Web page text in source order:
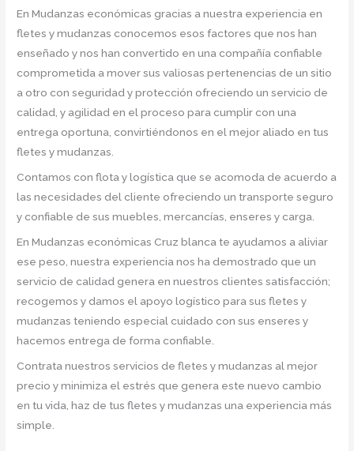
En Mudanzas económicas gracias a nuestra experiencia en
fletes y mudanzas conocemos esos factores que nos han
enseñado y nos han convertido en una compañía confiable
comprometida a mover sus valiosas pertenencias de un sitio
a otro con seguridad y protección ofreciendo un servicio de
calidad, y agilidad en el proceso para cumplir con una
entrega oportuna, convirtiéndonos en el mejor aliado en tus
fletes y mudanzas.
Contamos con flota y logística que se acomoda de acuerdo a
las necesidades del cliente ofreciendo un transporte seguro
y confiable de sus muebles, mercancías, enseres y carga.
En Mudanzas económicas Cruz blanca te ayudamos a aliviar
ese peso, nuestra experiencia nos ha demostrado que un
servicio de calidad genera en nuestros clientes satisfacción;
recogemos y damos el apoyo logístico para sus fletes y
mudanzas teniendo especial cuidado con sus enseres y
hacemos entrega de forma confiable.
Contrata nuestros servicios de fletes y mudanzas al mejor
precio y minimiza el estrés que genera este nuevo cambio
en tu vida, haz de tus fletes y mudanzas una experiencia más
simple.